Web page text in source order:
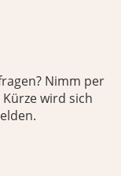
Nimm per
wird sich